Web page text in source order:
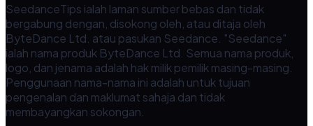
SeedanceTips ialah laman sumber bebas dan tidak
bergabung dengan, disokong oleh, atau ditaja oleh
ByteDance Ltd. atau pasukan Seedance. "Seedance"
ialah nama produk ByteDance Ltd. Semua nama produk,
logo, dan jenama adalah hak milik pemilik masing-masing.
Penggunaan nama-nama ini adalah untuk tujuan
pengenalan dan maklumat sahaja dan tidak
membayangkan sokongan.